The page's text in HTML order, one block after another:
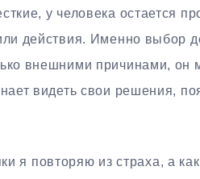
у человека остается
действия. Именно выбор
внешними причинами, он
видеть свои решения,
я повторяю из страха, а